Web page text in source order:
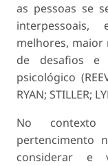
as pessoas se
interpessoais,
melhores, maior
de desafios e
psicológico
RYAN; STILLER;
No contexto
pertencimento
considerar e